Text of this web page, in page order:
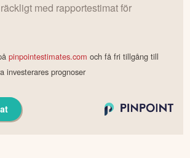
med rapportestimat för
pinpointestimates.com och få fri tillgång till
investerares prognoser